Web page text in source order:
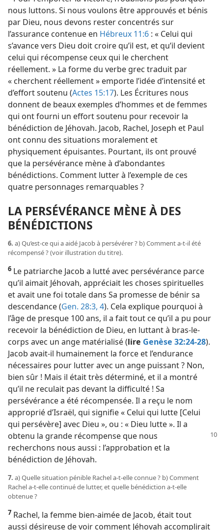
nous luttons. Si nous voulons être approuvés et bénis
par Dieu, nous devons rester concentrés sur
l’assurance contenue en Hébreux 11:6 : « Celui qui
s’avance vers Dieu doit croire qu’il est, et qu’il devient
celui qui récompense ceux qui le cherchent
réellement. » La forme du verbe grec traduit par
« cherchent réellement » emporte l’idée d’intensité et
d’effort soutenu (Actes 15:17). Les Écritures nous
donnent de beaux exemples d’hommes et de femmes
qui ont fourni un effort soutenu pour recevoir la
bénédiction de Jéhovah. Jacob, Rachel, Joseph et Paul
ont connu des situations moralement et
physiquement épuisantes. Pourtant, ils ont prouvé
que la persévérance mène à d’abondantes
bénédictions. Comment lutter à l’exemple de ces
quatre personnages remarquables ?
LA PERSÉVÉRANCE MÈNE À DES
BÉNÉDICTIONS
6. a) Qu’est-​ce qui a aidé Jacob à persévérer ? b) Comment a-​t-​il été
récompensé ? (voir illustration du titre).
6 Le patriarche Jacob a lutté avec persévérance parce
qu’il aimait Jéhovah, appréciait les choses spirituelles
et avait une foi totale dans Sa promesse de bénir sa
descendance (Gen. 28:3, 4). Cela explique pourquoi à
l’âge de presque 100 ans, il a fait tout ce qu’il a pu pour
recevoir la bénédiction de Dieu, en luttant à bras-le-
corps avec un ange matérialisé (lire Genèse 32:24-28).
Jacob avait-​il humainement la force et l’endurance
nécessaires pour lutter avec un ange puissant ? Non,
bien sûr ! Mais il était très déterminé, et il a montré
qu’il ne reculait pas devant la difficulté ! Sa
persévérance a été récompensée. Il a reçu le nom
approprié d’Israël, qui signifie « Celui qui lutte [Celui
qui persévère] avec Dieu », ou : « Dieu lutte ». Il a
obtenu la grande récompense que nous
recherchons nous aussi : l’approbation et la
bénédiction de Jéhovah.
7. a) Quelle situation pénible Rachel a-​t-​elle connue ? b) Comment
Rachel a-​t-​elle continué de lutter, et quelle bénédiction a-​t-​elle
obtenue ?
7 Rachel, la femme bien-aimée de Jacob, était tout
aussi désireuse de voir comment Jéhovah accomplirait